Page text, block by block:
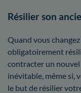
Résilier son
Quand vous
obligatoirement
contracter un
inévitable, même si,
le but de résilier